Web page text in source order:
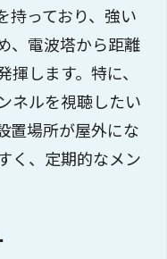
持っており、強い
、電波塔から距離
します。特に、
ネルを視聴したい
置場所が屋外にな
く、定期的なメン